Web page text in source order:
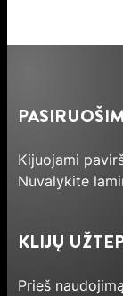
Kijuojami
Nuvalykite
KLIJŲ
Prieš